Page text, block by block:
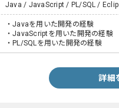
Java / JavaScript / PL/SQL /
・Javaを用いた開発の経験
・JavaScriptを用いた開発の経験
・PL/SQLを用いた開発の経験
詳細